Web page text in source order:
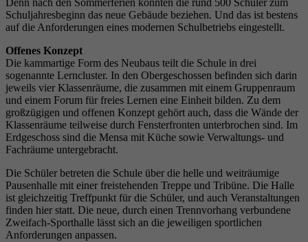
Denn nach den Sommerferien konnten die rund 500 Schüler zum
Schuljahresbeginn das neue Gebäude beziehen. Und das ist bestens
auf die Anforderungen eines modernen Schulbetriebs eingestellt.
Offenes Konzept
Die kammartige Form des Neubaus teilt die Schule in drei
sogenannte Lerncluster. In den Obergeschossen befinden sich darin
jeweils vier Klassenräume, die zusammen mit einem Gruppenraum
und einem Forum für freies Lernen eine Einheit bilden. Zu dem
großzügigen und offenen Konzept gehört auch, dass die Wände der
Klassenräume teilweise durch Fensterfronten unterbrochen sind. Im
Erdgeschoss sind die Mensa mit Küche sowie Verwaltungs- und
Fachräume untergebracht.
Die Schüler betreten die Schule über die helle und weiträumige
Pausenhalle mit einer freistehenden Treppe und Tribüne. Die Halle
ist gleichzeitig Treffpunkt für die Schüler, und auch Veranstaltungen
finden hier statt. Die neue, durch einen Trennvorhang verbundene
Zweifach-Sporthalle lässt sich an die jeweiligen sportlichen
Anforderungen anpassen.